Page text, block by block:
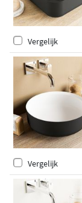
Vergelijk
Vergelijk